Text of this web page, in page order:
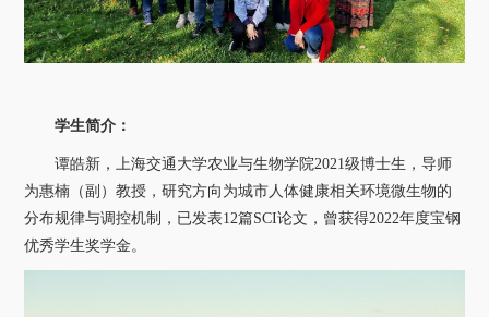
下载中心 联系我们 EN
学生简介：
谭皓新，上海交通大学农业与生物学院2021级博士生，导师
为惠楠（副）教授，研究方向为城市人体健康相关环境微生物的
分布规律与调控机制，已发表12篇SCI论文，曾获得2022年度宝钢
优秀学生奖学金。